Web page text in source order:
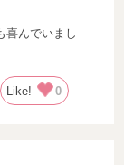
喜んでいまし
Like! 0